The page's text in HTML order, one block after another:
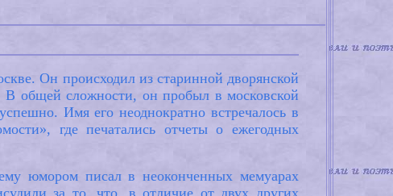
Он происходил из старинной дворянской
В общей сложности, он пробыл в московской
Имя его неоднократно встречалось в
где печатались отчеты о ежегодных
юмором писал в неоконченных мемуарах
за то, что, в отличие от двух других